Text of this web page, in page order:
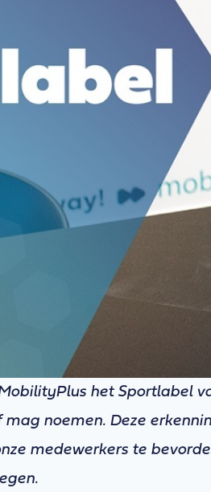
het Sportlabel
noemen. Deze
medewerkers te